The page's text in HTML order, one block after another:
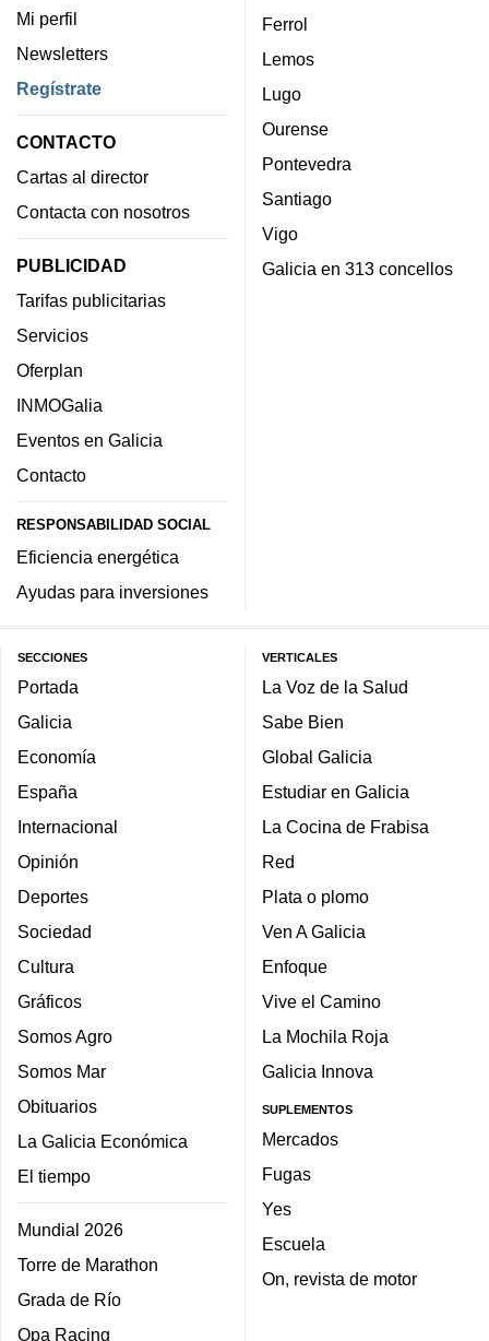
Mi perfil
Newsletters
Regístrate
CONTACTO
Cartas al director
Contacta con nosotros
PUBLICIDAD
Tarifas publicitarias
Servicios
Oferplan
INMOGalia
Eventos en Galicia
Contacto
RESPONSABILIDAD SOCIAL
Eficiencia energética
Ayudas para inversiones
Ferrol
Lemos
Lugo
Ourense
Pontevedra
Santiago
Vigo
Galicia en 313 concellos
SECCIONES
Portada
Galicia
Economía
España
Internacional
Opinión
Deportes
Sociedad
Cultura
Gráficos
Somos Agro
Somos Mar
Obituarios
La Galicia Económica
El tiempo
Mundial 2026
Torre de Marathon
Grada de Río
Opa Racing
VERTICALES
La Voz de la Salud
Sabe Bien
Global Galicia
Estudiar en Galicia
La Cocina de Frabisa
Red
Plata o plomo
Ven A Galicia
Enfoque
Vive el Camino
La Mochila Roja
Galicia Innova
SUPLEMENTOS
Mercados
Fugas
Yes
Escuela
On, revista de motor